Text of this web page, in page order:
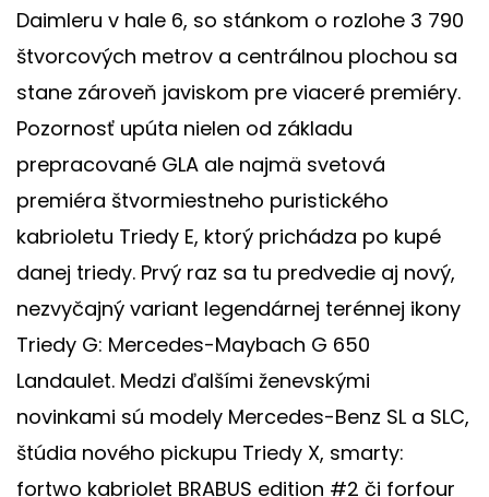
Daimleru v hale 6, so stánkom o rozlohe 3 790
štvorcových metrov a centrálnou plochou sa
stane zároveň javiskom pre viaceré premiéry.
Pozornosť upúta nielen od základu
prepracované GLA ale najmä svetová
premiéra štvormiestneho puristického
kabrioletu Triedy E, ktorý prichádza po kupé
danej triedy. Prvý raz sa tu predvedie aj nový,
nezvyčajný variant legendárnej terénnej ikony
Triedy G: Mercedes-Maybach G 650
Landaulet. Medzi ďalšími ženevskými
novinkami sú modely Mercedes-Benz SL a SLC,
štúdia nového pickupu Triedy X, smarty:
fortwo kabriolet BRABUS edition #2 či forfour